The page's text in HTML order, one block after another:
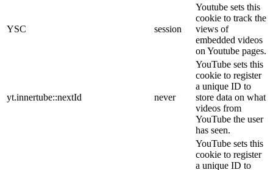
YSC session
Youtube sets this
cookie to track the
views of
embedded videos
on Youtube pages.
yt.innertube::nextId never
YouTube sets this
cookie to register
a unique ID to
store data on what
videos from
YouTube the user
has seen.
YouTube sets this
cookie to register
a unique ID to